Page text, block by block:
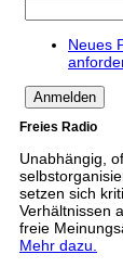
Neues
Freies Radio
Unabhängig,
setzen sich
Verhältnissen
freie
Mehr dazu.